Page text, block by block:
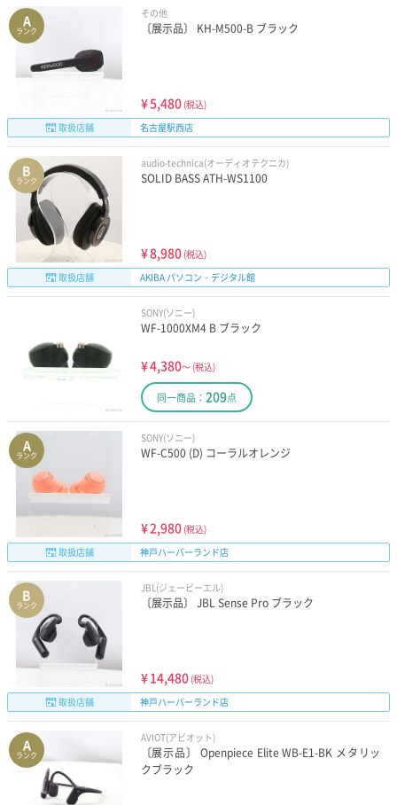
A
ランク
その他
〔展示品〕 KH-M500-B ブラック
¥5,480 (税込)
取扱店舗
名古屋駅西店
B
ランク
audio-technica(オーディオテクニカ)
SOLID BASS ATH-WS1100
¥8,980 (税込)
取扱店舗
AKIBA パソコン・デジタル館
SONY(ソニー)
WF-1000XM4 B ブラック
¥4,380～ (税込)
同一商品： 209点
A
ランク
SONY(ソニー)
WF-C500 (D) コーラルオレンジ
¥2,980 (税込)
取扱店舗
神戸ハーバーランド店
B
ランク
JBL(ジェービーエル)
〔展示品〕 JBL Sense Pro ブラック
¥14,480 (税込)
取扱店舗
神戸ハーバーランド店
A
ランク
AVIOT(アビオット)
〔展示品〕 Openpiece Elite WB-E1-BK メタリッ
クブラック